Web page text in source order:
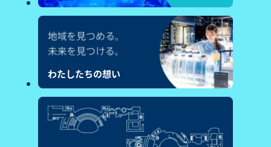
わたしたちの想い